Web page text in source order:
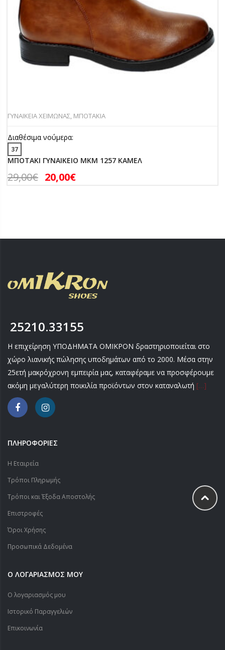
ΓΥΝΑΙΚΕΙΑ ΧΕΙΜΩΝΑΣ, ΜΠΟΤΑΚΙΑ
Διαθέσιμα νούμερα:
37
ΜΠΟΤΑΚΙ ΓΥΝΑΙΚΕΙΟ MKM 1257 ΚΑΜΕΛ
29,00€ 20,00€
25210.33155
Η επιχείρηση ΥΠΟΔΗΜΑΤΑ ΟΜΙΚΡΟΝ δραστηριοποιείται στο
χώρο λιανικής πώλησης υποδημάτων από το 2000. Μέσα στην
25ετή μακρόχρονη εμπειρία μας, καταφέραμε να προσφέρουμε
ακόμη μεγαλύτερη ποικιλία προϊόντων στον καταναλωτή […]
ΠΛΗΡΟΦΟΡΙΕΣ
Η Εταιρεία
Τρόποι Πληρωμής
Τρόποι και Έξοδα Αποστολής
Επιστροφές
Όροι Χρήσης
Προσωπικά Δεδομένα
Ο ΛΟΓΑΡΙΑΣΜΟΣ ΜΟΥ
Ο λογαριασμός μου
Ιστορικό Παραγγελιών
Επικοινωνία